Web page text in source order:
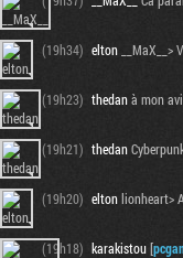
(19h34) elton
(19h23) thedanà mon
(19h21) thedan
(19h20) eltonlionheart>
(19h18) karakistou[